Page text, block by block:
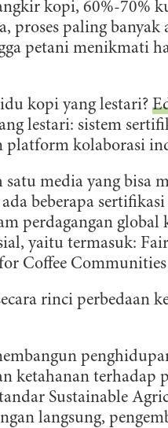
kopi, 60%-70%
proses paling
petani menikmati
kopi yang lestari?
lestari: sistem
platform kolaborasi
media yang bisa
beberapa
perdagangan global
yaitu termasuk:
Coffee
rinci perbedaan
ketahanan terhadap
Sustainable
langsung,